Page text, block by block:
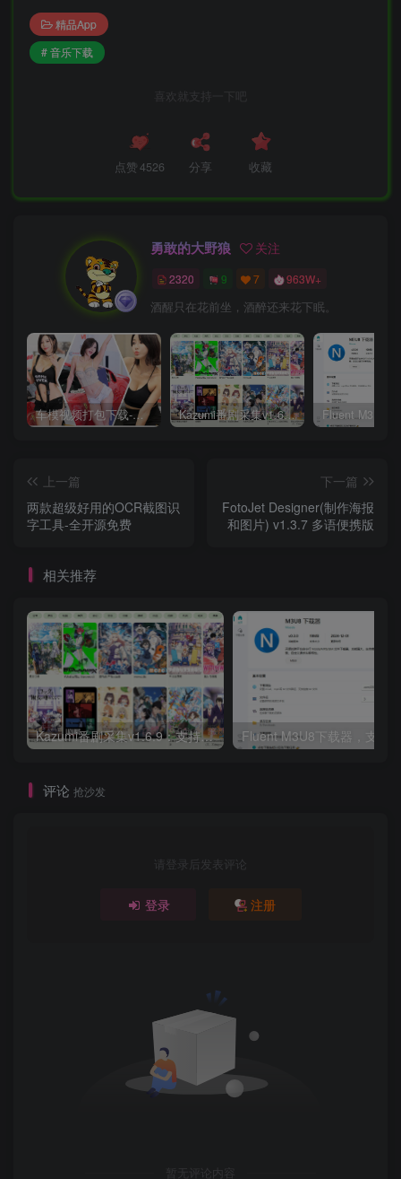
精品App
# 音乐下载
喜欢就支持一下吧
点赞4526 分享 收藏
勇敢的大野狼 关注
2320 9 7 963W+
酒醒只在花前坐，酒醉还来花下眠。
车模视频打包下载-高清无水印版 Kazumi番剧采集v1.6.9：支持自定义规则+在线观看+弹幕，跨平台下载
上一篇
两款超级好用的OCR截图识
字工具-全开源免费
下一篇
FotoJet Designer(制作海报
和图片) v1.3.7 多语便携版
相关推荐
Kazumi番剧采集v1.6.9：支持自定义规则+在线观看+弹幕，跨平台下载 Fluent M3U8下载器，支持
评论 抢沙发
请登录后发表评论
登录 注册
暂无评论内容